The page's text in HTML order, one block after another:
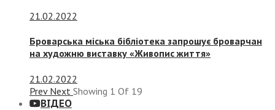
21.02.2022
Броварська міська бібліотека запрошує броварчан
на художню виставку «Живопис життя»
21.02.2022
Prev Next Showing 1 Of 19
ВІДЕО